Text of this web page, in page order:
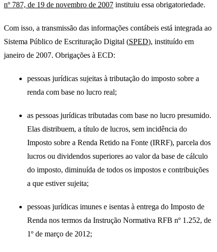
nº 787, de 19 de novembro de 2007 instituiu essa obrigatoriedade.
Com isso, a transmissão das informações contábeis está integrada ao
Sistema Público de Escrituração Digital (SPED), instituído em
janeiro de 2007. Obrigações à ECD:
pessoas jurídicas sujeitas à tributação do imposto sobre a
renda com base no lucro real;
as pessoas jurídicas tributadas com base no lucro presumido.
Elas distribuem, a título de lucros, sem incidência do
Imposto sobre a Renda Retido na Fonte (IRRF), parcela dos
lucros ou dividendos superiores ao valor da base de cálculo
do imposto, diminuída de todos os impostos e contribuições
a que estiver sujeita;
pessoas jurídicas imunes e isentas à entrega do Imposto de
Renda nos termos da Instrução Normativa RFB nº 1.252, de
1º de março de 2012;